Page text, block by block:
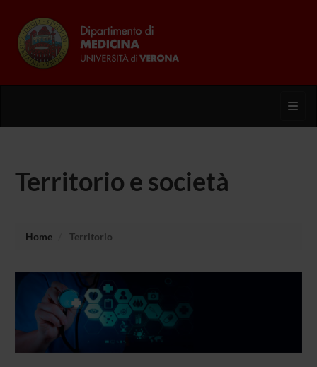
Territorio e società
Home Territorio